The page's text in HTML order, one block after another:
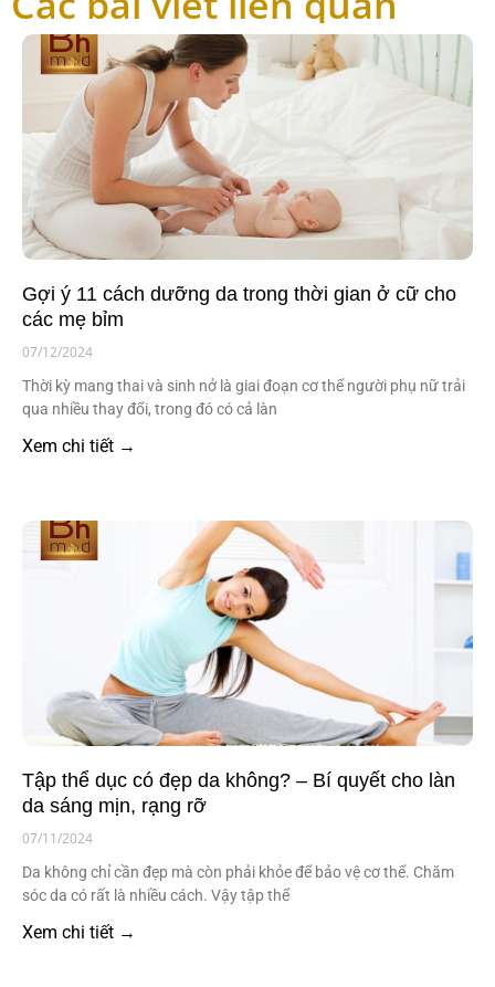
Gợi ý 11 cách dưỡng da trong thời gian ở cữ cho
các mẹ bỉm
07/12/2024
Thời kỳ mang thai và sinh nở là giai đoạn cơ thể người phụ nữ trải
qua nhiều thay đổi, trong đó có cả làn
Xem chi tiết →
Tập thể dục có đẹp da không? – Bí quyết cho làn
da sáng mịn, rạng rỡ
07/11/2024
Da không chỉ cần đẹp mà còn phải khỏe để bảo vệ cơ thể. Chăm
sóc da có rất là nhiều cách. Vậy tập thể
Xem chi tiết →